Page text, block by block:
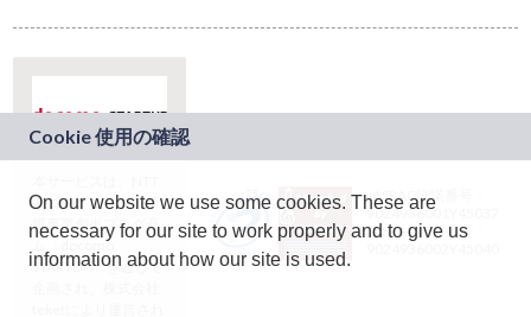
ドコモグループの新
規事業創出プログラ
ム「docomo
STARTUP」を通じて
JASRAC許諾番号：
9024936001Y45037
JASRAC許諾番号：
On our website we use some cookies. These are
necessary for our site to work properly and to give us
information about how our site is used.